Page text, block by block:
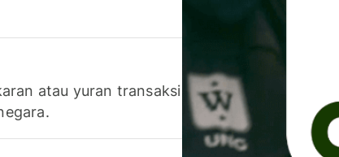
atau yuran transaksi